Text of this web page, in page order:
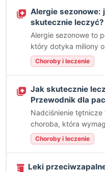
Alergie sezonowe:
skutecznie leczyć?
Alergie sezonowe to
który dotyka miliony
Choroby i leczenie
Jak skutecznie
Przewodnik dla
Nadciśnienie
choroba, która
Choroby i leczenie
Leki